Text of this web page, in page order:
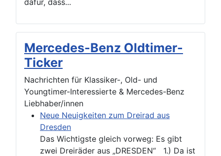
Mercedes-Benz Oldtimer-
Ticker
Nachrichten für Klassiker-, Old- und
Youngtimer-Interessierte & Mercedes-Benz
Liebhaber/innen
Neue Neuigkeiten zum Dreirad aus
Dresden
Das Wichtigste gleich vorweg: Es gibt
zwei Dreiräder aus „DRESDEN“ 1.) Da ist